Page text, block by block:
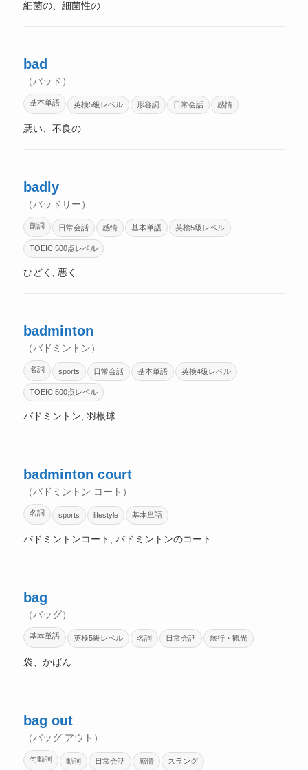
細菌の、細菌性の
bad
（バッド）
基本単語 英検5級レベル 形容詞 日常会話 感情
悪い、不良の
badly
（バッドリー）
副詞 日常会話 感情 基本単語 英検5級レベル
TOEIC 500点レベル
ひどく, 悪く
badminton
（バドミントン）
名詞 sports 日常会話 基本単語 英検4級レベル
TOEIC 500点レベル
バドミントン, 羽根球
badminton court
（バドミントン コート）
名詞 sports lifestyle 基本単語
バドミントンコート, バドミントンのコート
bag
（バッグ）
基本単語 英検5級レベル 名詞 日常会話 旅行・観光
袋、かばん
bag out
（バッグ アウト）
句動詞 動詞 日常会話 感情 スラング